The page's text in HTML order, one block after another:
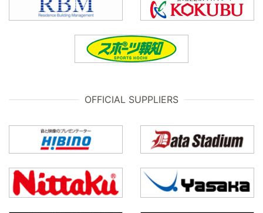
OFFICIAL SUPPLIERS